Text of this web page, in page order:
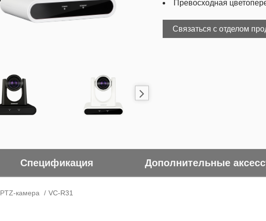
Превосходная
Связаться с отделом
Спецификация Дополнительные
PTZ-камера VC-R31